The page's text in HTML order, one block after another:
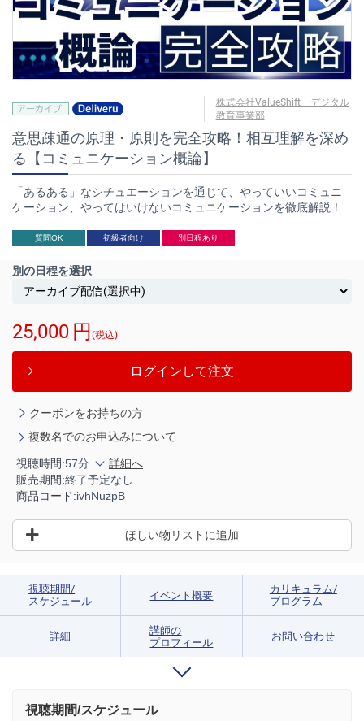
株式会社ValueShift デジタル
教育事業部
意思疎通の原理・原則を完全攻略！相互理解を深め
る【コミュニケーション概論】
「あるある」なシチュエーションを通じて、やっていいコミュニ
ケーション、やってはいけないコミュニケーションを徹底解説！
質問OK 初級者向け 別日程あり
別の日程を選択
25,000 円 (税込)
ログインして注文
クーポンをお持ちの方
複数名でのお申込みについて
視聴時間:57分
詳細へ
販売期間:終了予定なし
商品コード:ivhNuzpB
ほしい物リストに追加
視聴期間/
スケジュール
イベント概要
カリキュラム/
プログラム
詳細
講師の
プロフィール
お問い合わせ
視聴期間/スケジュール